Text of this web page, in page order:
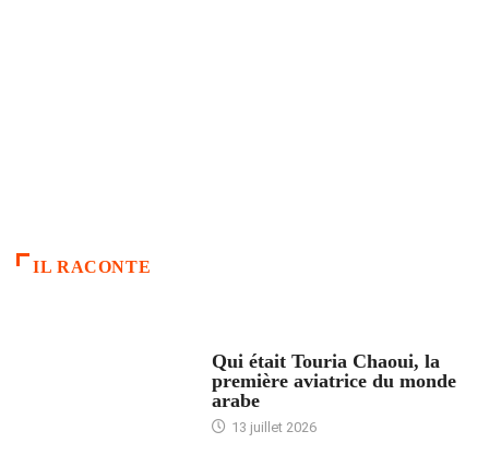
IL RACONTE
Qui était Touria Chaoui, la
première aviatrice du monde
arabe
13 juillet 2026